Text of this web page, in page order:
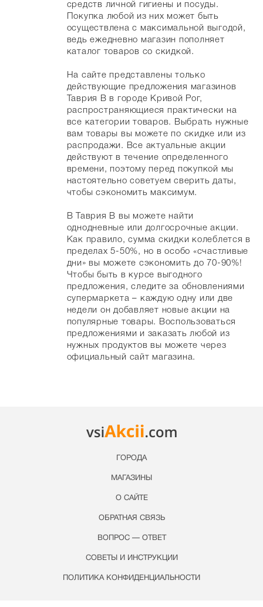
средств личной гигиены и посуды.
Покупка любой из них может быть
осуществлена с максимальной выгодой,
ведь ежедневно магазин пополняет
каталог товаров со скидкой.
На сайте представлены только
действующие предложения магазинов
Таврия В в городе Кривой Рог,
распространяющиеся практически на
все категории товаров. Выбрать нужные
вам товары вы можете по скидке или из
распродажи. Все актуальные акции
действуют в течение определенного
времени, поэтому перед покупкой мы
настоятельно советуем сверить даты,
чтобы сэкономить максимум.
В Таврия В вы можете найти
однодневные или долгосрочные акции.
Как правило, сумма скидки колеблется в
пределах 5-50%, но в особо «счастливые
дни» вы можете сэкономить до 70-90%!
Чтобы быть в курсе выгодного
предложения, следите за обновлениями
супермаркета – каждую одну или две
недели он добавляет новые акции на
популярные товары. Воспользоваться
предложениями и заказать любой из
нужных продуктов вы можете через
официальный сайт магазина.
ГОРОДА
МАГАЗИНЫ
О САЙТЕ
ОБРАТНАЯ СВЯЗЬ
ВОПРОС — ОТВЕТ
СОВЕТЫ И ИНСТРУКЦИИ
ПОЛИТИКА КОНФИДЕНЦИАЛЬНОСТИ